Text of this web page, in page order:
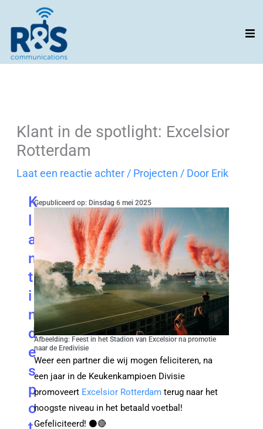
inhoud
Klant in de spotlight: Excelsior
Rotterdam
Laat een reactie achter / Projecten / Door Erik
K
a
n
t
i
n
d
e
s
p
o
Gepubliceerd op: Dinsdag 6 mei 2025
Afbeelding: Feest in het Stadion van Excelsior na promotie
naar de Eredivisie
Weer een partner die wij mogen feliciteren, na
een jaar in de Keukenkampioen Divisie
promoveert Excelsior Rotterdam terug naar het
hoogste niveau in het betaald voetbal!
Gefeliciteerd! ⚫️🔴